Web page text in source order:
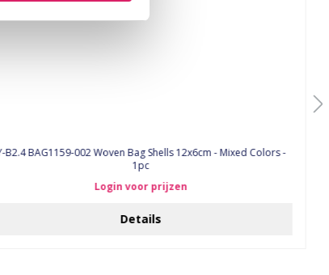
B2.4 BAG1159-002 Woven Bag Shells 12x6cm - Mixed Colors -
1pc
Login voor prijzen
Details